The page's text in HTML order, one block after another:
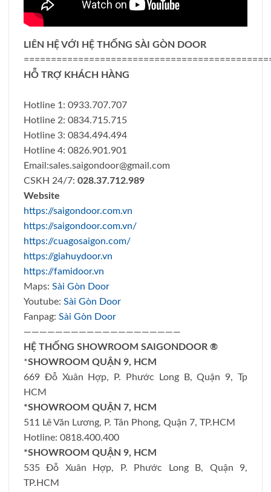
LIÊN HỆ VỚI HỆ THỐNG SÀI GÒN DOOR
HỖ TRỢ KHÁCH HÀNG
Hotline 1: 0933.707.707
Hotline 2: 0834.715.715
Hotline 3: 0834.494.494
Hotline 4: 0826.901.901
Email:sales.saigondoor@gmail.com
CSKH 24/7: 028.37.712.989
Website
https://saigondoor.com.vn
https://saigondoor.com.vn/
https://cuagosaigon.com/
https://giahuydoor.vn
https://famidoor.vn
Maps: Sài Gòn Door
Youtube: Sài Gòn Door
Fanpag: Sài Gòn Door
————————————————————
HỆ THỐNG SHOWROOM SAIGONDOOR ®
*SHOWROOM QUẬN 9, HCM
669 Đỗ Xuân Hợp, P. Phước Long B, Quận 9, Tp
HCM
*SHOWROOM QUẬN 7, HCM
511 Lê Văn Lương, P. Tân Phong, Quận 7, TP.HCM
Hotline: 0818.400.400
*SHOWROOM QUẬN 9, HCM
535 Đỗ Xuân Hợp, P. Phước Long B, Quận 9,
TP.HCM